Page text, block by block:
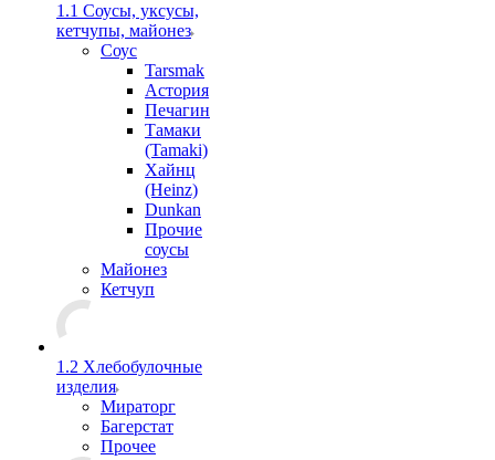
1.1 Соусы, уксусы,
кетчупы, майонез
Соус
Tarsmak
Астория
Печагин
Тамаки
(Tamaki)
Хайнц
(Heinz)
Dunkan
Прочие
соусы
Майонез
Кетчуп
1.2 Хлебобулочные
изделия
Мираторг
Багерстат
Прочее